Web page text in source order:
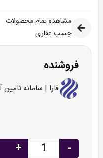
مشاهده تمام محصولات
چسب غفاری
فروشنده
فارا | سامانه تامین
-
+